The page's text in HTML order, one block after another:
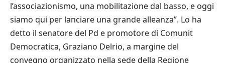
l’associazionismo, una mobilitazione dal basso, e oggi
siamo qui per lanciare una grande alleanza”. Lo ha
detto il senatore del Pd e promotore di Comunit
Democratica, Graziano Delrio, a margine del
convegno organizzato nella sede della Regione